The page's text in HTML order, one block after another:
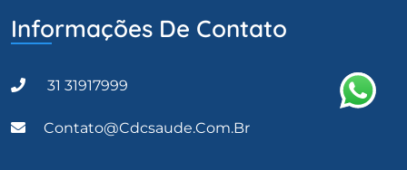
Informações De Contato
31 31917999
Contato@cdcsaude.com.br